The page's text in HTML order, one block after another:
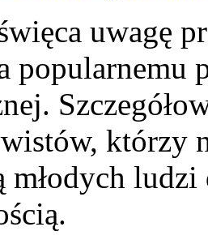
uwagę
którzy
młodych